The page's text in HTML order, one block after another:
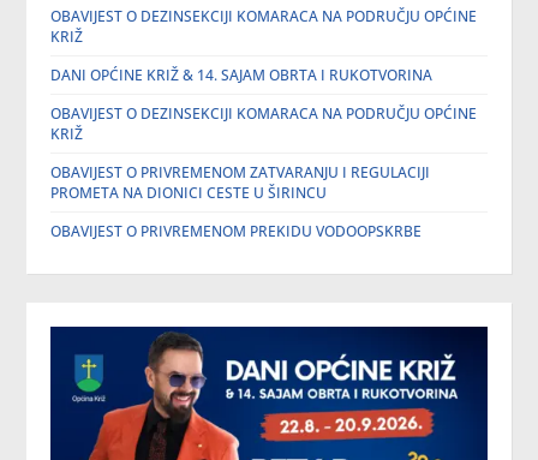
OBAVIJEST O DEZINSEKCIJI KOMARACA NA PODRUČJU OPĆINE
KRIŽ
DANI OPĆINE KRIŽ & 14. SAJAM OBRTA I RUKOTVORINA
OBAVIJEST O DEZINSEKCIJI KOMARACA NA PODRUČJU OPĆINE
KRIŽ
OBAVIJEST O PRIVREMENOM ZATVARANJU I REGULACIJI
PROMETA NA DIONICI CESTE U ŠIRINCU
OBAVIJEST O PRIVREMENOM PREKIDU VODOOPSKRBE